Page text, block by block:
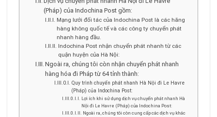
(Pháp) của Indochina Post gồm:
Mạng lưới đối tác của Indochina Post là các hãng
hàng không quốc tế và các công ty chuyển phát
nhanh hàng đầu.
Indochina Post nhận chuyển phát nhanh từ các
quận huyện của Hà Nội:
Ngoài ra, chúng tôi còn nhận chuyển phát nhanh
hàng hóa đi Pháp từ 64 tỉnh thành:
Quy trình chuyển phát nhanh Hà Nội đi Le Havre
(Pháp) của Indochina Post:
Lợi ích khi sử dụng dịch vụ chuyển phát nhanh Hà
Nội đi Le Havre (Pháp) của Indochina Post:
Ngoài ra, chúng tôi còn cung cấp các dịch vụ khác